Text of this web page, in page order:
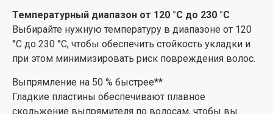
Удобный и современный дисплей для отображения
температуры
Оцените удобную регулировку температуры со
Кнопка укладки для быстрой настройки температуры
Температурный диапазон от 120 °C до 230 °C
Выбирайте нужную температуру в диапазоне от 120
°C до 230 °C, чтобы обеспечить стойкость укладки и
при этом минимизировать риск повреждения волос.
Выпрямление на 50 % быстрее**
Гладкие пластины обеспечивают плавное
скольжение выпрямителя по волосам, чтобы вы